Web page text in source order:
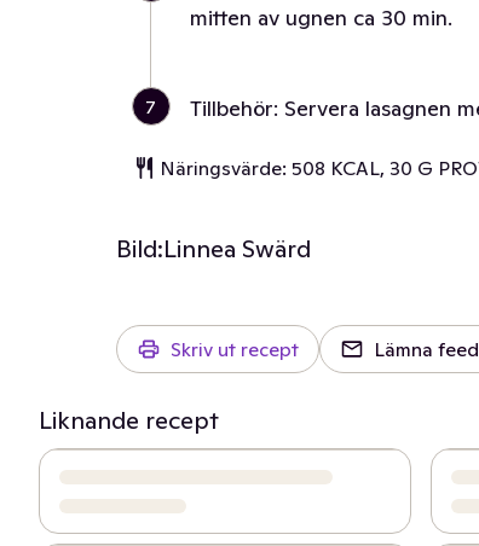
mitten av ugnen ca 30 min.
7 Tillbehör: Servera lasagnen
Näringsvärde: 508 KCAL, 30 G
Bild:Linnea Swärd
Skriv ut recept Lämna
Liknande recept